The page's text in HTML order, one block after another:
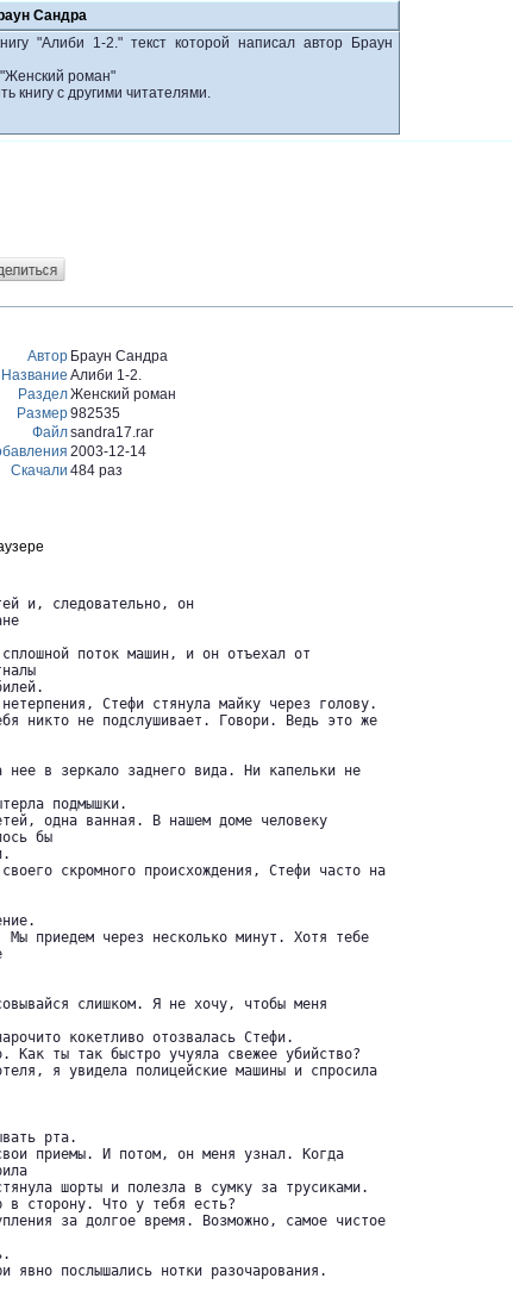
Сандра
"Алиби 1-2." текст которой написал автор Браун
"Женский роман"
книгу с другими читателями.
Автор Браун Сандра
Название Алиби 1-2.
РазделЖенский роман
Размер982535
Файлsandra17.rar
2003-12-14
Скачали 484 раз
и, следовательно, он
поток машин, и он отъехал от
Стефи стянула майку через голову.
никто не подслушивает. Говори. Ведь это же
нее в зеркало заднего вида. Ни капельки не
подмышки.
одна ванная. В нашем доме человеку
бы
скромного происхождения, Стефи часто на
Мы приедем через несколько минут. Хотя тебе
слишком. Я не хочу, чтобы меня
кокетливо отозвалась Стефи.
Как ты так быстро учуяла свежее убийство?
я увидела полицейские машины и спросила
рта.
приемы. И потом, он меня узнал. Когда
шорты и полезла в сумку за трусиками.
в сторону. Что у тебя есть?
за долгое время. Возможно, самое чистое
явно послышались нотки разочарования.